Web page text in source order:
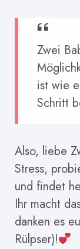
Zwei
ist wie
Schritt
Also, liebe
Stress,
und findet
Ihr macht
danken es
Rülpser)!